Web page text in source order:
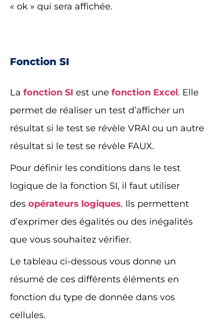
« ok » qui sera affichée.
Fonction SI
La fonction SI est une fonction Excel. Elle
permet de réaliser un test d’afficher un
résultat si le test se révèle VRAI ou un autre
résultat si le test se révèle FAUX.
Pour définir les conditions dans le test
logique de la fonction SI, il faut utiliser
des opérateurs logiques. Ils permettent
d’exprimer des égalités ou des inégalités
que vous souhaitez vérifier.
Le tableau ci-dessous vous donne un
résumé de ces différents éléments en
fonction du type de donnée dans vos
cellules.